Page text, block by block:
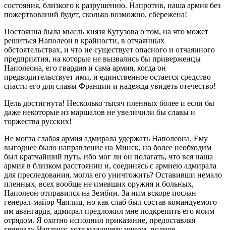
состояния, близкого к разрушению. Напротив, наша армия без
пожертвований будет, сколько возможно, сбережена!
Постоянна была мысль князя Кутузова о том, на что может
решиться Наполеон в крайности, в отчаянных
обстоятельствах, и что не существует опасного и отчаянного
предприятия, на которые не вызвались бы приверженцы
Наполеона, его гвардия и сама армия, когда он
предводительствует ими, и единственное остается средство
спасти его для славы Франции и надежда увидеть отечество!
Цель достигнута! Несколько тысяч пленных более и если бы
даже некоторые из маршалов не увеличили бы славы и
торжества русских!
Не могла слабая армия адмирала удержать Наполеона. Ему
выгоднее было направление на Минск, но более необходим
был кратчайший путь, ибо мог ли он полагать, что вся наша
армия в близком расстоянии и, соединясь с армиею адмирала
для преследования, могла его уничтожить? Оставивши немало
пленных, всех вообще не имевших оружия и больных,
Наполеон отправился на Зембин. За ним вскоре послан
генерал-майор Чаплиц, но как слаб был состав командуемого
им авангарда, адмирал предложил мне подкрепить его моим
отрядом. Я охотно исполнил приказание, предоставляя